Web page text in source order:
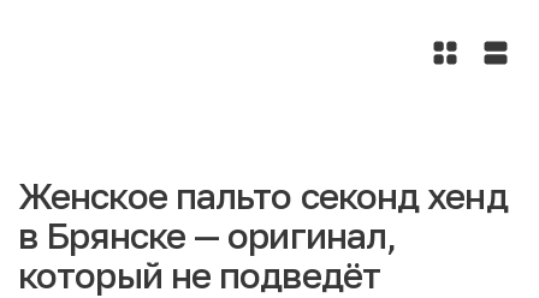
Женское пальто секонд хенд
в Брянске — оригинал,
который не подведёт